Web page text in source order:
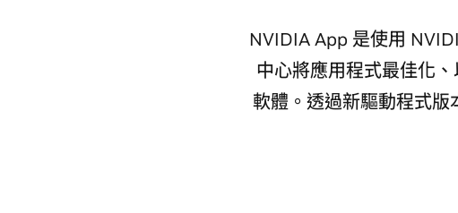
NVIDIA App 是使用
中心將應用程式最佳化
軟體。透過新驅動程式